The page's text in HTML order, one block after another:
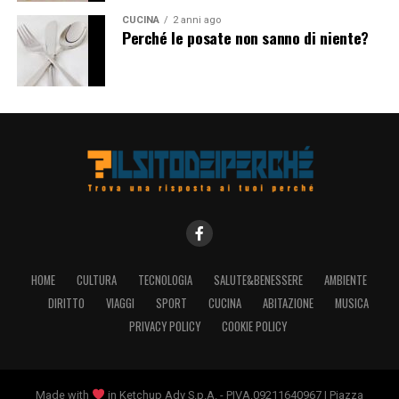
CUCINA 2 anni ago
Perché le posate non sanno di niente?
HOME CULTURA TECNOLOGIA SALUTE&BENESSERE
AMBIENTE
DIRITTO
VIAGGI SPORT CUCINA ABITAZIONE
MUSICA
PRIVACY POLICY
COOKIE POLICY
Made with in Ketchup Adv S.p.A. - PIVA.09211640967 | Piazza